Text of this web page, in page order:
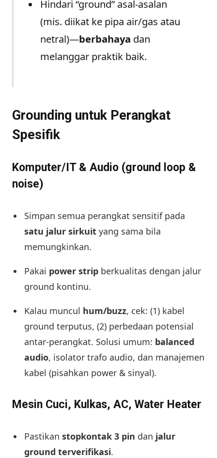
Hindari “ground” asal-asalan
(mis. diikat ke pipa air/gas atau
netral)—berbahaya dan
melanggar praktik baik.
Grounding untuk Perangkat
Spesifik
Komputer/IT & Audio (ground loop &
noise)
Simpan semua perangkat sensitif pada
satu jalur sirkuit yang sama bila
memungkinkan.
Pakai power strip berkualitas dengan jalur
ground kontinu.
Kalau muncul hum/buzz, cek: (1) kabel
ground terputus, (2) perbedaan potensial
antar-perangkat. Solusi umum: balanced
audio, isolator trafo audio, dan manajemen
kabel (pisahkan power & sinyal).
Mesin Cuci, Kulkas, AC, Water Heater
Pastikan stopkontak 3 pin dan jalur
ground terverifikasi.